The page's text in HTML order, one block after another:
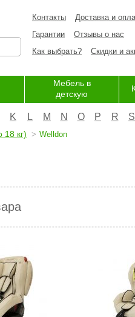
Контакты
Доставка и
Гарантии
Отзывы о нас
Как выбрать?
Скидки и
Мебель в
детскую
K L M N O P R S
18 кг) Welldon